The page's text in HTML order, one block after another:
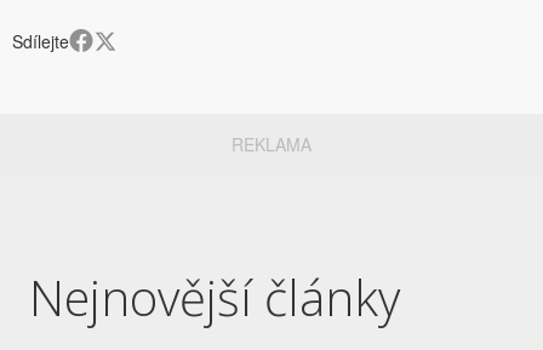
Sdílejte
REKLAMA
Nejnovější články